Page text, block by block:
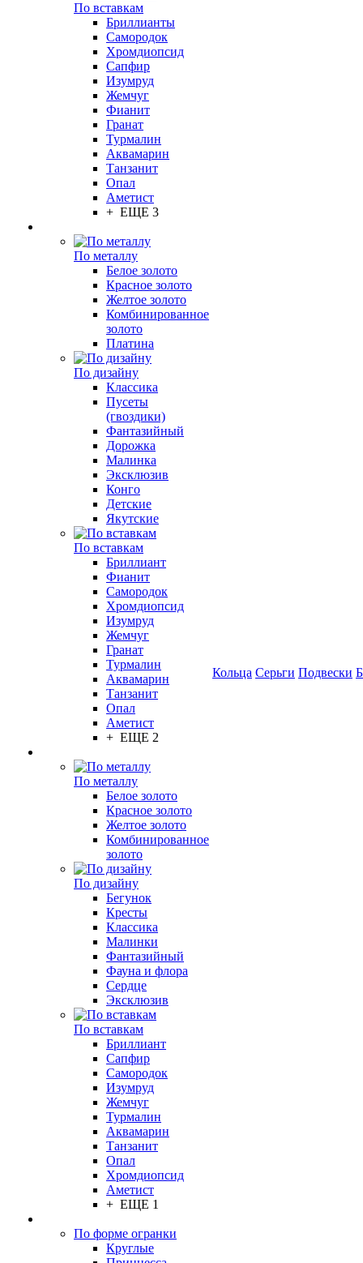
По вставкам
Бриллианты
Самородок
Хромдиопсид
Сапфир
Изумруд
Жемчуг
Фианит
Гранат
Турмалин
Аквамарин
Танзанит
Опал
Аметист
+ ЕЩЕ 3
По металлу
Белое золото
Красное золото
Желтое золото
Комбинированное
золото
Платина
По дизайну
Классика
Пусеты
(гвоздики)
Фантазийный
Дорожка
Малинка
Эксклюзив
Конго
Детские
Якутские
По вставкам
Бриллиант
Фианит
Самородок
Хромдиопсид
Изумруд
Жемчуг
Гранат
Турмалин
Аквамарин
Танзанит
Опал
Аметист
+ ЕЩЕ 2
По металлу
Белое золото
Красное золото
Желтое золото
Комбинированное
золото
По дизайну
Бегунок
Кресты
Классика
Малинки
Фантазийный
Фауна и флора
Сердце
Эксклюзив
По вставкам
Бриллиант
Сапфир
Самородок
Изумруд
Жемчуг
Турмалин
Аквамарин
Танзанит
Опал
Хромдиопсид
Аметист
+ ЕЩЕ 1
По форме огранки
Круглые
Кольца Серьги Подвески